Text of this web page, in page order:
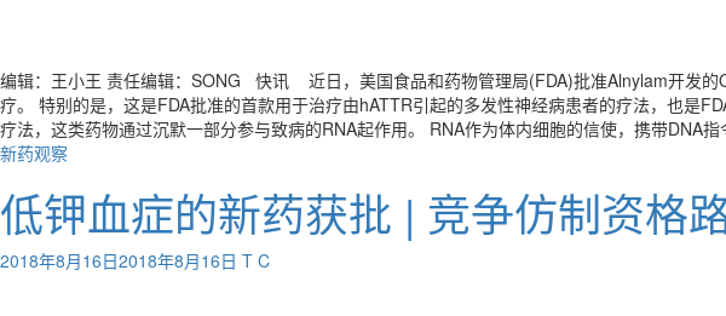
编辑：王小王 责任编辑：SONG 快讯 近日，美国食品和药物管理局(FDA)批准Alnylam开发
疗。 特别的是，这是FDA批准的首款用于治疗由hATTR引起的多发性神经病患者的疗法，也
疗法，这类药物通过沉默一部分参与致病的RNA起作用。 RNA作为体内细胞的信使，携带DNA
新药观察
低钾血症的新药获批 | 竞争仿制资格
2018年8月16日2018年8月16日 T C